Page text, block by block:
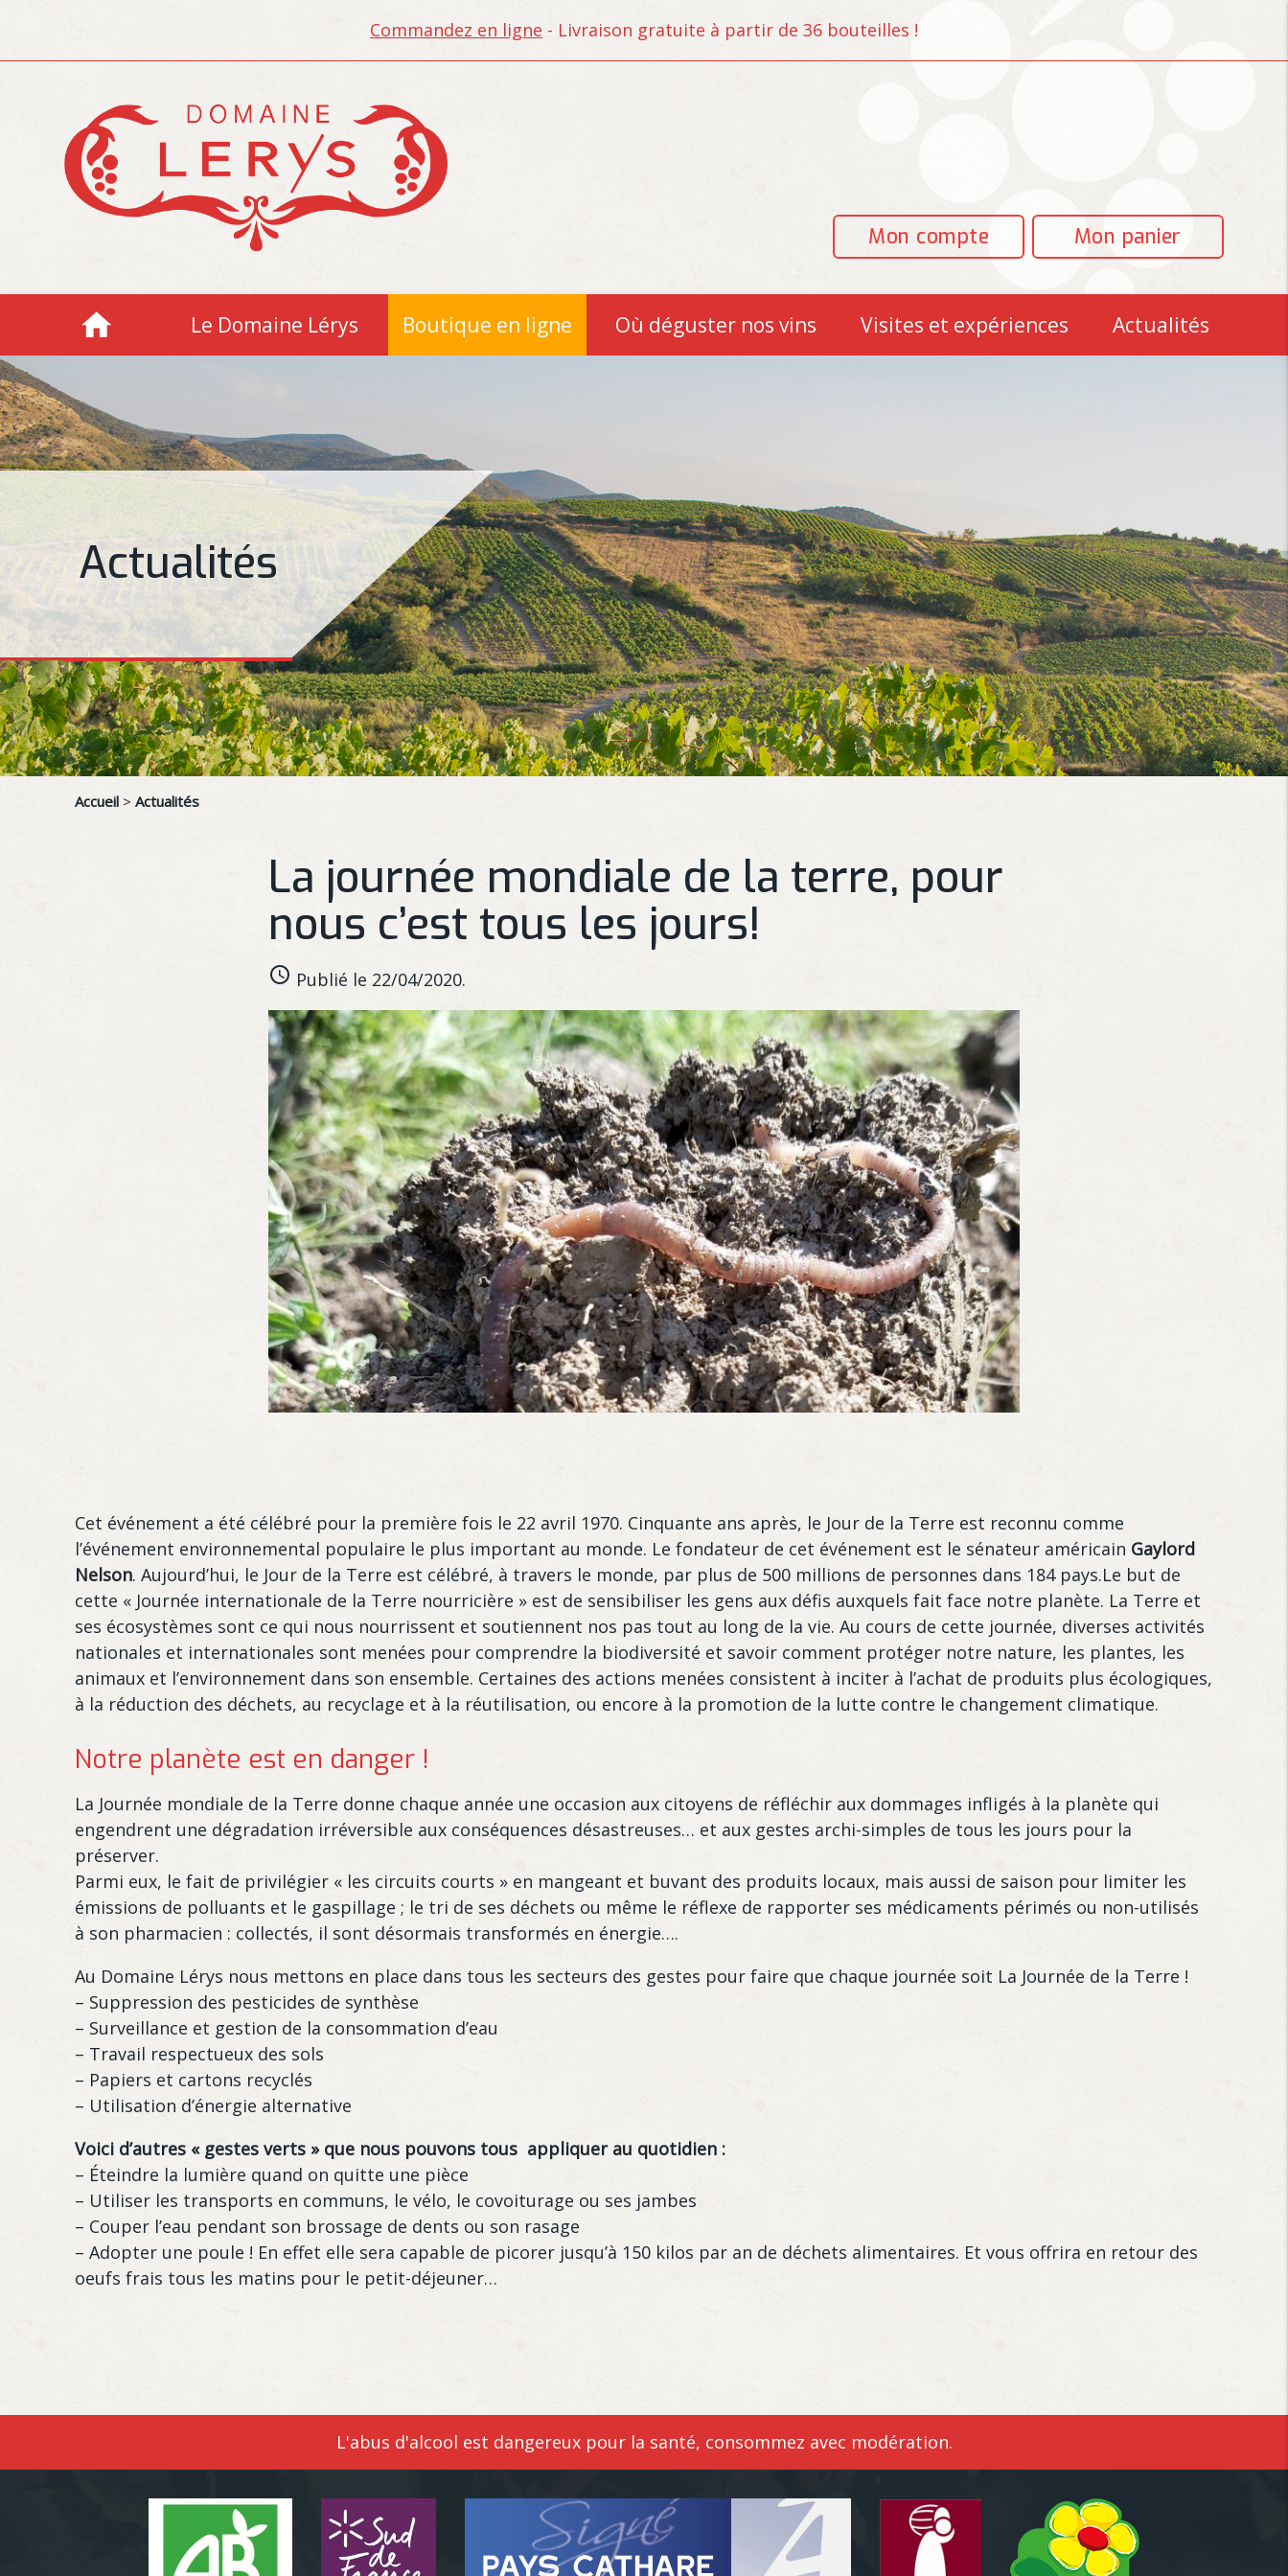
Commandez en ligne - Livraison gratuite à partir de 36 bouteilles !
Mon compte Mon panier
Le Domaine Lérys Boutique en ligne Où déguster nos vins Visites et expériences Actualités
Actualités
Accueil >Actualités
La journée mondiale de la terre, pour
nous c’est tous les jours!
Publié le 22/04/2020.
Cet événement a été célébré pour la première fois le 22 avril 1970. Cinquante ans après, le Jour de la Terre est reconnu comme
l’événement environnemental populaire le plus important au monde. Le fondateur de cet événement est le sénateur américain Gaylord
Nelson. Aujourd’hui, le Jour de la Terre est célébré, à travers le monde, par plus de 500 millions de personnes dans 184 pays.Le but de
cette « Journée internationale de la Terre nourricière » est de sensibiliser les gens aux défis auxquels fait face notre planète. La Terre et
ses écosystèmes sont ce qui nous nourrissent et soutiennent nos pas tout au long de la vie. Au cours de cette journée, diverses activités
nationales et internationales sont menées pour comprendre la biodiversité et savoir comment protéger notre nature, les plantes, les
animaux et l’environnement dans son ensemble. Certaines des actions menées consistent à inciter à l’achat de produits plus écologiques,
à la réduction des déchets, au recyclage et à la réutilisation, ou encore à la promotion de la lutte contre le changement climatique.
Notre planète est en danger !
La Journée mondiale de la Terre donne chaque année une occasion aux citoyens de réfléchir aux dommages infligés à la planète qui
engendrent une dégradation irréversible aux conséquences désastreuses… et aux gestes archi-simples de tous les jours pour la
préserver.
Parmi eux, le fait de privilégier « les circuits courts » en mangeant et buvant des produits locaux, mais aussi de saison pour limiter les
émissions de polluants et le gaspillage ; le tri de ses déchets ou même le réflexe de rapporter ses médicaments périmés ou non-utilisés
à son pharmacien : collectés, il sont désormais transformés en énergie….
Au Domaine Lérys nous mettons en place dans tous les secteurs des gestes pour faire que chaque journée soit La Journée de la Terre !
– Suppression des pesticides de synthèse
– Surveillance et gestion de la consommation d’eau
– Travail respectueux des sols
– Papiers et cartons recyclés
– Utilisation d’énergie alternative
Voici d’autres « gestes verts » que nous pouvons tous appliquer au quotidien :
– Éteindre la lumière quand on quitte une pièce
– Utiliser les transports en communs, le vélo, le covoiturage ou ses jambes
– Couper l’eau pendant son brossage de dents ou son rasage
– Adopter une poule ! En effet elle sera capable de picorer jusqu’à 150 kilos par an de déchets alimentaires. Et vous offrira en retour des
oeufs frais tous les matins pour le petit-déjeuner…
L'abus d'alcool est dangereux pour la santé, consommez avec modération.